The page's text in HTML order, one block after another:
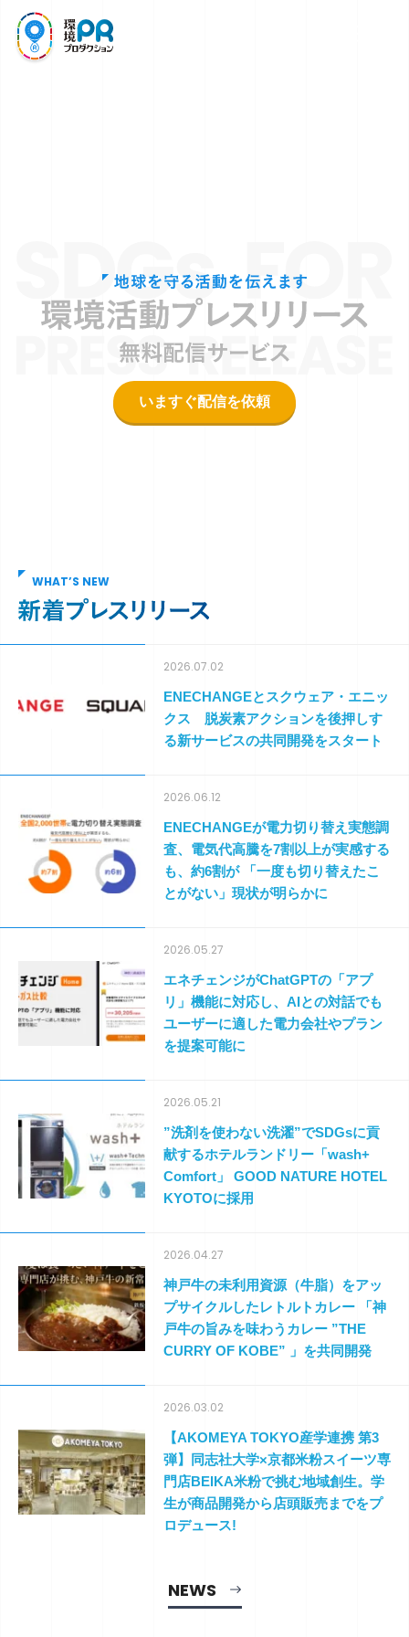
いますぐ配信を依頼
WHAT’S NEW
2026.07.02
ENECHANGEとスクウェア・エニッ
クス 脱炭素アクションを後押しす
る新サービスの共同開発をスタート
2026.06.12
ENECHANGEが電力切り替え実態調
査、電気代高騰を7割以上が実感する
も、約6割が 「一度も切り替えたこ
とがない」現状が明らかに
2026.05.27
エネチェンジがChatGPTの「アプ
リ」機能に対応し、AIとの対話でも
ユーザーに適した電力会社やプラン
を提案可能に
2026.05.21
”洗剤を使わない洗濯”でSDGsに貢
献するホテルランドリー「wash+
Comfort」 GOOD NATURE HOTEL
KYOTOに採用
2026.04.27
神戸牛の未利用資源（牛脂）をアッ
プサイクルしたレトルトカレー 「神
戸牛の旨みを味わうカレー ”THE
CURRY OF KOBE” 」を共同開発
2026.03.02
【AKOMEYA TOKYO産学連携 第3
弾】同志社⼤学×京都⽶粉スイーツ専
⾨店BEIKA⽶粉で挑む地域創⽣。学
⽣が商品開発から店頭販売までをプ
ロデュース!
NEWS